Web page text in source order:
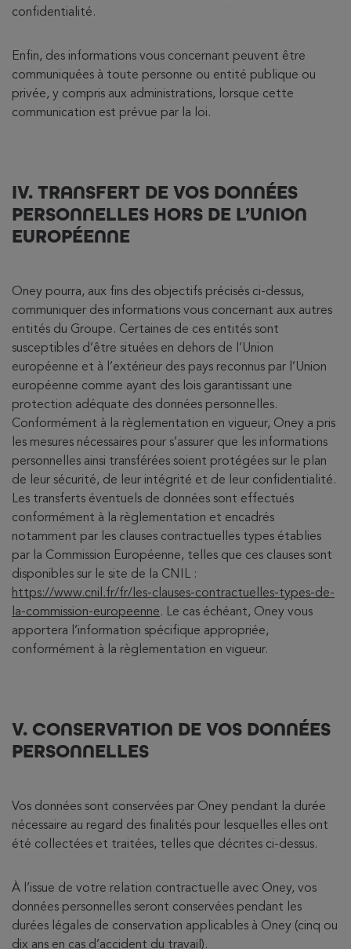
confidentialité.
Enfin, des informations vous concernant peuvent être
communiquées à toute personne ou entité publique ou
privée, y compris aux administrations, lorsque cette
communication est prévue par la loi.
IV. TRANSFERT DE VOS DONNÉES
PERSONNELLES HORS DE L’UNION
EUROPÉENNE
Oney pourra, aux fins des objectifs précisés ci-dessus,
communiquer des informations vous concernant aux autres
entités du Groupe. Certaines de ces entités sont
susceptibles d’être situées en dehors de l’Union
européenne et à l’extérieur des pays reconnus par l’Union
européenne comme ayant des lois garantissant une
protection adéquate des données personnelles.
Conformément à la règlementation en vigueur, Oney a pris
les mesures nécessaires pour s’assurer que les informations
personnelles ainsi transférées soient protégées sur le plan
de leur sécurité, de leur intégrité et de leur confidentialité.
Les transferts éventuels de données sont effectués
conformément à la règlementation et encadrés
notamment par les clauses contractuelles types établies
par la Commission Européenne, telles que ces clauses sont
disponibles sur le site de la CNIL :
https://www.cnil.fr/fr/les-clauses-contractuelles-types-de-
la-commission-europeenne. Le cas échéant, Oney vous
apportera l’information spécifique appropriée,
conformément à la règlementation en vigueur.
V. CONSERVATION DE VOS DONNÉES
PERSONNELLES
Vos données sont conservées par Oney pendant la durée
nécessaire au regard des finalités pour lesquelles elles ont
été collectées et traitées, telles que décrites ci-dessus.
À l’issue de votre relation contractuelle avec Oney, vos
données personnelles seront conservées pendant les
durées légales de conservation applicables à Oney (cinq ou
dix ans en cas d’accident du travail).